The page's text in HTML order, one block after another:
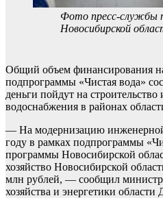
Фото пресс-службы
Новосибирской
Общий объем финансирования
подпрограммы «Чистая вода»
деньги пойдут на
водоснабжения в районах
— На модернизацию
году в рамках подпрограммы
программы Новосибирской
хозяйство Новосибирской
млн рублей, — сообщил
хозяйства и энергетики